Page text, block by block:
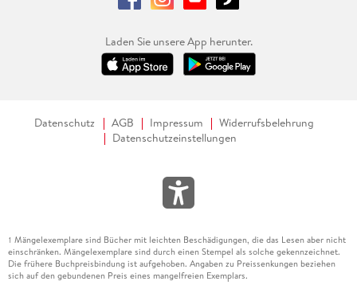
Laden Sie unsere App herunter.
Datenschutz AGB Impressum
Widerrufsbelehrung
Datenschutzeinstellungen
1 Mängelexemplare sind Bücher mit leichten Beschädigungen, die das Lesen aber nicht
einschränken. Mängelexemplare sind durch einen Stempel als solche gekennzeichnet.
Die frühere Buchpreisbindung ist aufgehoben. Angaben zu Preissenkungen beziehen
sich auf den gebundenen Preis eines mangelfreien Exemplars.